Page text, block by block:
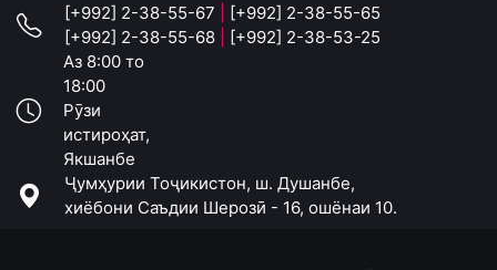
[+992] 2-38-55-67
[+992] 2-38-55-65
[+992] 2-38-55-68
[+992] 2-38-53-25
Аз 8:00 то
18:00
Рӯзи
истироҳат,
Якшанбе
Ҷумҳурии Тоҷикистон, ш. Душанбе,
хиёбони Саъдии Шерозӣ - 16, ошёнаи 10.